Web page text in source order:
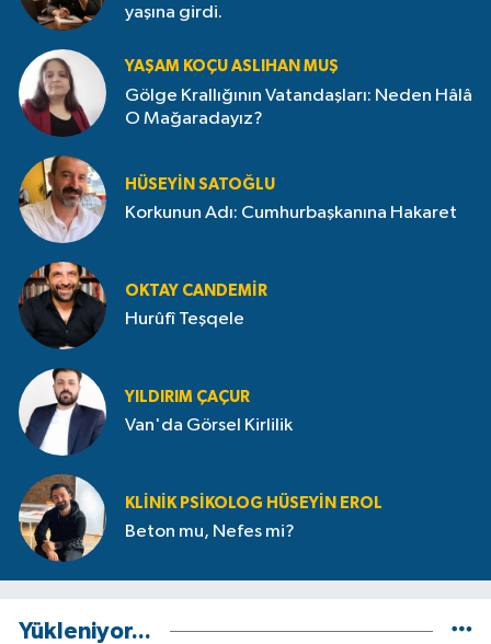
yaşına girdi.
YAŞAM KOÇU ASLIHAN MUŞ
Gölge Krallığının Vatandaşları: Neden Hâlâ
O Mağaradayız?
HÜSEYIN SATOĞLU
Korkunun Adı: Cumhurbaşkanına Hakaret
OKTAY CANDEMIR
Hurûfî Teşqele
YILDIRIM ÇAÇUR
Van'da Görsel Kirlilik
KLINIK PSIKOLOG HÜSEYIN EROL
Beton mu, Nefes mi?
Yükleniyor...